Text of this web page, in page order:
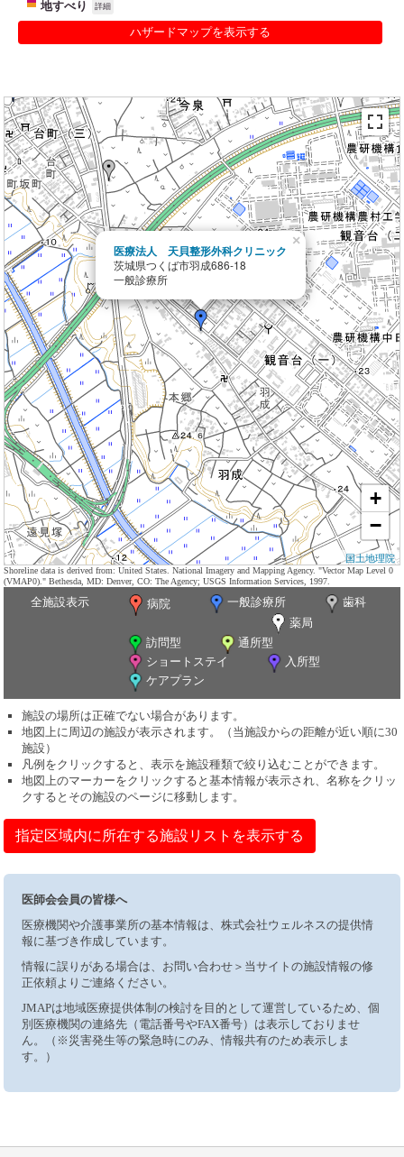
地すべり 詳細
ハザードマップを表示する
医療法人 天貝整形外科クリニック
茨城県つくば市羽成686-18
一般診療所
×
+
−
国土地理院
Shoreline data is derived from: United States. National Imagery and Mapping Agency. "Vector Map Level 0
(VMAP0)." Bethesda, MD: Denver, CO: The Agency; USGS Information Services, 1997.
全施設表示 病院 一般診療所
歯科
薬局
訪問型
通所型
ショートステイ
入所型
ケアプラン
施設の場所は正確でない場合があります。
地図上に周辺の施設が表示されます。（当施設からの距離が近い順に30
施設）
凡例をクリックすると、表示を施設種類で絞り込むことができます。
地図上のマーカーをクリックすると基本情報が表示され、名称をクリッ
クするとその施設のページに移動します。
指定区域内に所在する施設リストを表示する
医師会会員の皆様へ
医療機関や介護事業所の基本情報は、株式会社ウェルネスの提供情
報に基づき作成しています。
情報に誤りがある場合は、お問い合わせ＞当サイトの施設情報の修
正依頼よりご連絡ください。
JMAPは地域医療提供体制の検討を目的として運営しているため、個
別医療機関の連絡先（電話番号やFAX番号）は表示しておりませ
ん。（※災害発生等の緊急時にのみ、情報共有のため表示しま
す。）